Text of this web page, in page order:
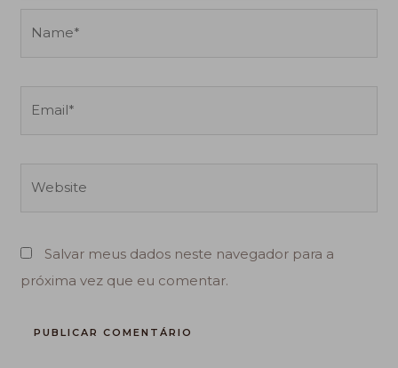
Salvar meus dados neste navegador para a
próxima vez que eu comentar.